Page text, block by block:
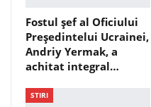
Fostul șef al Oficiului
Președintelui Ucrainei,
Andriy Yermak, a
achitat integral…
STIRI